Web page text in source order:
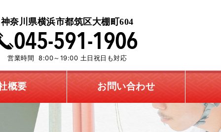
神奈川県横浜市都筑区大棚町604
営業時間 8:00～19:00 土日祝日も対応
概要 お問い合わせ